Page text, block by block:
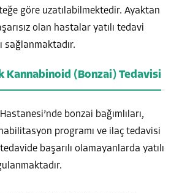
göre uzatılabilmektedir. Ayaktan
olan hastalar yatılı tedavi
sağlanmaktadır.
Kannabinoid (Bonzai) Tedavisi
bonzai bağımlıları,
programı ve ilaç tedavisi
başarılı olamayanlarda yatılı